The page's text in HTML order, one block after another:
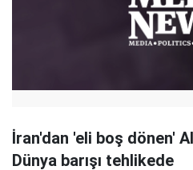
İran'dan 'eli boş dönen'
Dünya barışı tehlikede